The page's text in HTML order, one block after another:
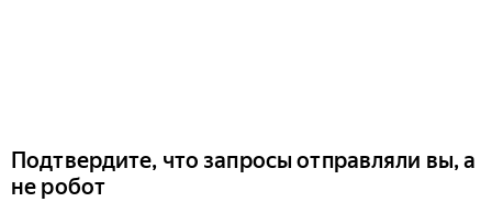
Подтвердите, что запросы отправляли вы, а
не робот